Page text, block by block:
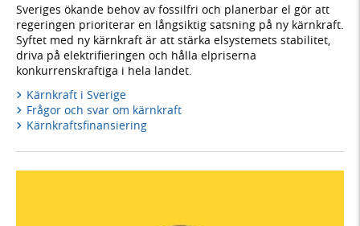
Sveriges ökande behov av fossilfri och planerbar el gör att
regeringen prioriterar en långsiktig satsning på ny kärnkraft.
Syftet med ny kärnkraft är att stärka elsystemets stabilitet,
driva på elektrifieringen och hålla elpriserna
konkurrenskraftiga i hela landet.
Kärnkraft i Sverige
Frågor och svar om kärnkraft
Kärnkraftsfinansiering